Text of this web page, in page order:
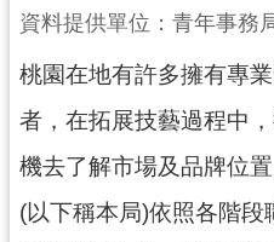
業
資
訊
息
公
資料提供單位：青年事務
桃園在地有許多擁有專
者，在拓展技藝過程中
機去了解市場及品牌位
(以下稱本局)依照各階